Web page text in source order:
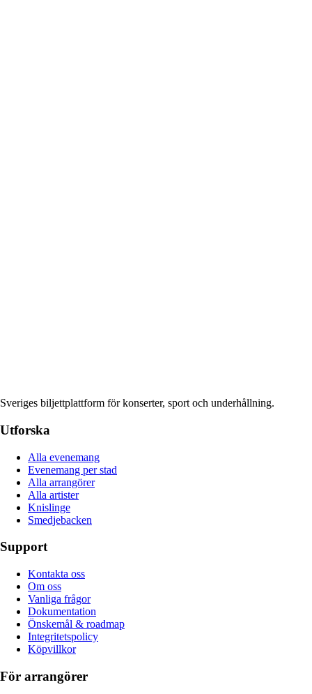
Sveriges biljettplattform för konserter, sport och underhållning.
Utforska
Alla evenemang
Evenemang per stad
Alla arrangörer
Alla artister
Knislinge
Smedjebacken
Support
Kontakta oss
Om oss
Vanliga frågor
Dokumentation
Önskemål & roadmap
Integritetspolicy
Köpvillkor
För arrangörer